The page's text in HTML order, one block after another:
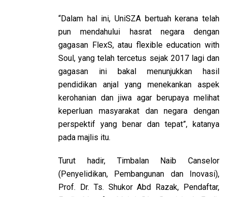
“Dalam hal ini, UniSZA bertuah kerana telah
pun mendahului hasrat negara dengan
gagasan FlexS, atau flexible education with
Soul, yang telah tercetus sejak 2017 lagi dan
gagasan ini bakal menunjukkan hasil
pendidikan anjal yang menekankan aspek
kerohanian dan jiwa agar berupaya melihat
keperluan masyarakat dan negara dengan
perspektif yang benar dan tepat”, katanya
pada majlis itu.
Turut hadir, Timbalan Naib Canselor
(Penyelidikan, Pembangunan dan Inovasi),
Prof. Dr. Ts. Shukor Abd Razak, Pendaftar,